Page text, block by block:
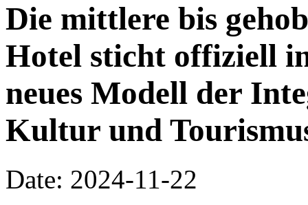
Die mittlere bis
Hotel sticht offiziell
neues Modell der
Kultur und
Date: 2024-11-22